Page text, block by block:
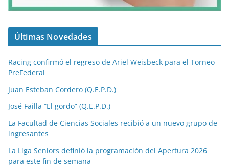
Últimas Novedades
Racing confirmó el regreso de Ariel Weisbeck para el Torneo
PreFederal
Juan Esteban Cordero (Q.E.P.D.)
José Failla “El gordo” (Q.E.P.D.)
La Facultad de Ciencias Sociales recibió a un nuevo grupo de
ingresantes
La Liga Seniors definió la programación del Apertura 2026
para este fin de semana